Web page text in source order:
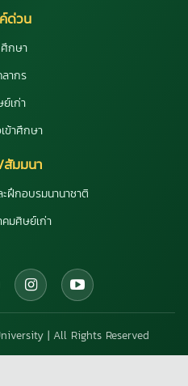
ด่วน
กษา
ากร
เก่า
ข้าศึกษา
มมนา
ฝึกอบรมนานาชาติ
มศิษย์เก่า
| All Rights Reserved